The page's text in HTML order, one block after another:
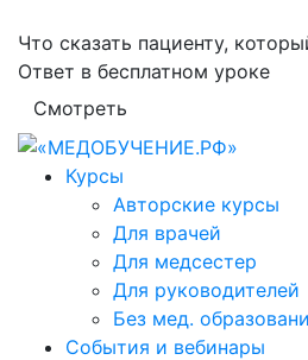
Что сказать пациенту,
Ответ в бесплатном уроке
Смотреть
Курсы
Авторские курсы
Для врачей
Для медсестер
Для руководителей
Без мед.
События и вебинары